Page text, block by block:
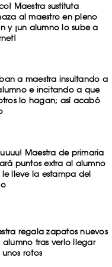
Maestra sustituta
al maestro en pleno
y ¡un alumno lo sube a
a maestra insultando a
e incitando a que
lo hagan; así acabó
Maestra de primaria
puntos extra al alumno
le lleve la estampa del
regala zapatos nuevos
alumno tras verlo llegar
rotos